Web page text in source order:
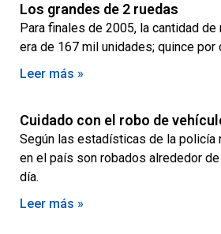
Los grandes de 2 ruedas
Para finales de 2005, la cantidad de
era de 167 mil unidades; quince
Leer más »
Cuidado con el robo de
Según las estadísticas de la policía
en el país son robados alrededor
día.
Leer más »